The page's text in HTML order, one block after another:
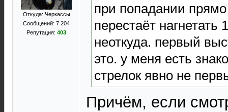
Откуда: Черкассы
Сообщений: 7 204
Репутация: 403
при попадании прямо
перестаёт
неоткуда. первый
это. у меня есть
стрелок явно не
Причём, если